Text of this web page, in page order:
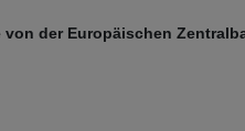
der Europäischen